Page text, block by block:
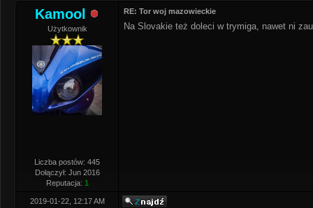
Kamool
Użytkownik
Liczba postów: 445
Dołączył: Jun 2016
Reputacja: 1
RE: Tor woj mazowieckie
Na Slovakie też doleci w trymiga, nawet ni
2019-01-22, 12:17 AM